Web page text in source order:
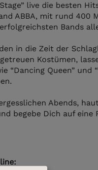
live die besten
ABBA, mit rund 400
Bands
in die Zeit der
Kostümen,
“Dancing Queen” und
Abends,
begebe Dich auf eine